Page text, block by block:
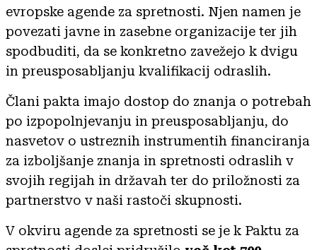
evropske agende za spretnosti. Njen namen je
povezati javne in zasebne organizacije ter jih
spodbuditi, da se konkretno zavežejo k dvigu
in preusposabljanju kvalifikacij odraslih.
Člani pakta imajo dostop do znanja o potrebah
po izpopolnjevanju in preusposabljanju, do
nasvetov o ustreznih instrumentih financiranja
za izboljšanje znanja in spretnosti odraslih v
svojih regijah in državah ter do priložnosti za
partnerstvo v naši rastoči skupnosti.
V okviru agende za spretnosti se je k Paktu za